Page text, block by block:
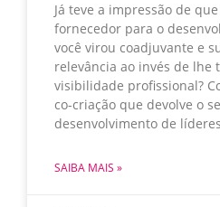
Já teve a impressão de
fornecedor para o
você virou coadjuvante e
relevância ao invés de lhe
visibilidade profissional?
co-criação que devolve o
desenvolvimento de
SAIBA MAIS »